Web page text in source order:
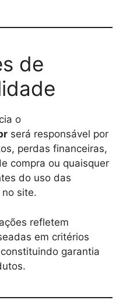
de
o
será responsável por
perdas financeiras,
compra ou quaisquer
do uso das
site.
refletem
em critérios
garantia